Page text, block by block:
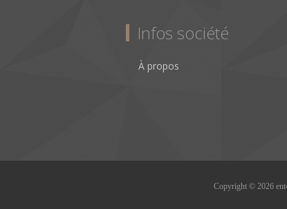
Infos société
À propos
Copyright © 2026